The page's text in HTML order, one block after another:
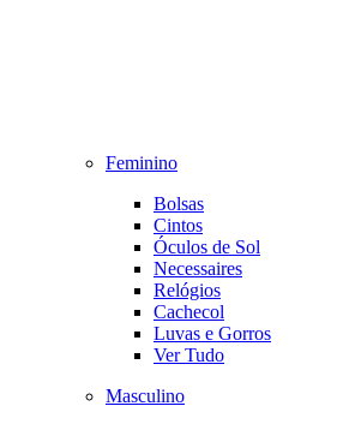
Feminino
Bolsas
Cintos
Óculos de Sol
Necessaires
Relógios
Cachecol
Luvas e Gorros
Ver Tudo
Masculino